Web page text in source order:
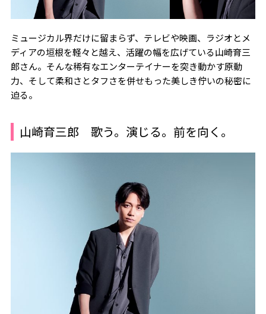
ミュージカル界だけに留まらず、テレビや映画、ラジオとメ
ディアの垣根を軽々と越え、活躍の幅を広げている山崎育三
郎さん。そんな稀有なエンターテイナーを突き動かす原動
力、そして柔和さとタフさを併せもった美しき佇いの秘密に
迫る。
山崎育三郎 歌う。演じる。前を向く。